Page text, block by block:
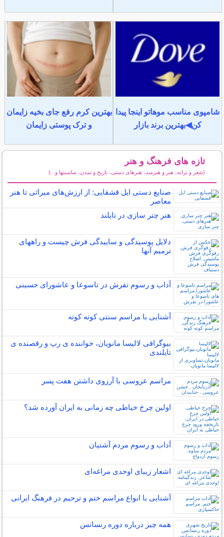
شامپوی مناسب موهاتو اینجا پیدا
کن◀بهترین برند بازار
بهترین کرم رفع جای بخیه زایمان
و ترک پوستی زایمان
تازه های فرهنگ و هنر
(شعر و ترانه، هنر و هنرمند، هنرهای دستی، تاریخ و تمدن، مناسبتها و...)
صنایع دستی ایل قشقایی: از ارزش‌های میراثی تا هنر
معاصر
هنر چتر سازی در تايلند
دلایل پوسیدگی و ساییدگی فرش چیست و راههای
ترمیم آنها
آداب و رسوم تفرش در تاسوعا و عاشورای حسینی
آشنایی با مراسم سنتی کوته کوته
بیوگرافی لالیسا مانویان، خواننده ی رپ و رقصنده ی
تایلندی
مراسم عروسی با آرزوی داشتن هفت پسر
اولین چرخ خیاطی چه زمانی به ایران آورده شد؟
آداب و رسوم مردم آشتیان
اشعار زیبای اوحدی مراغه‌ای
آشنایی با انواع مراسم ختم و ترحیم در فرهنگ ایرانی
همه چیز درباره دوره رنسانس